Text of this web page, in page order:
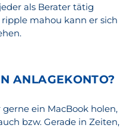
als Berater tätig
mahou kann er sich
ANLAGEKONTO?
ein MacBook holen,
bzw. Gerade in Zeiten,